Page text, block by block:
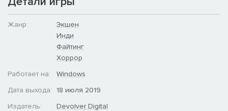
Жанр:
Экшен
Инди
Файтинг
Хоррор
Работает на:
Windows
Дата выхода:
18 июля 2019
Издатель:
Devolver Digital